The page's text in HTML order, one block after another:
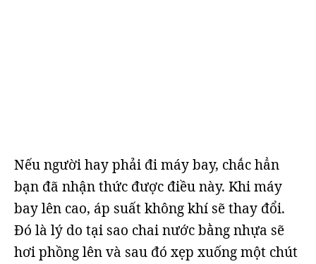
Nếu người hay phải đi máy bay, chắc hẳn
bạn đã nhận thức được điều này. Khi máy
bay lên cao, áp suất không khí sẽ thay đổi.
Đó là lý do tại sao chai nước bằng nhựa sẽ
hơi phồng lên và sau đó xẹp xuống một chút